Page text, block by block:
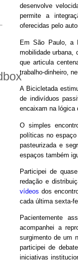
desenvolve
permite a
oferecidas pelo
Em São Paulo, a
mobilidade urbana,
que articula
trabalho-dinheiro,
A Bicicletada
de indivíduos
encaixam na lógica
O simples
políticas no
pasteurizada e
espaços também
Participei de
redação e
vídeos dos
cada última sexta-
Pacientemente
acompanhei a
surgimento de um
participei de
iniciativas